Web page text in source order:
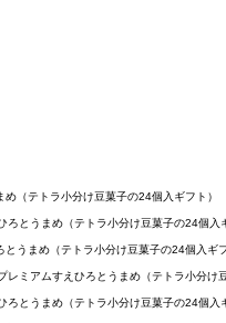
（テトラ小分け豆菓子の24個入ギフト）
ろとうまめ（テトラ小分け豆菓子の24個入
うまめ（テトラ小分け豆菓子の24個入ギフ
レミアムすえひろとうまめ（テトラ小分け
ろとうまめ（テトラ小分け豆菓子の24個入